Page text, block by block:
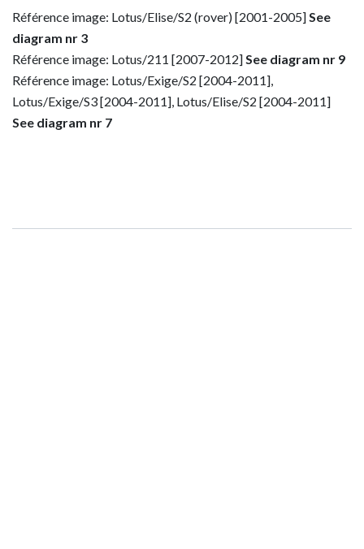
Référence image: Lotus/Elise/S2 (rover) [2001-2005]See
diagram nr 3
Référence image: Lotus/211 [2007-2012]See diagram nr 9
Référence image: Lotus/Exige/S2 [2004-2011],
Lotus/Exige/S3 [2004-2011], Lotus/Elise/S2 [2004-2011]
See diagram nr 7